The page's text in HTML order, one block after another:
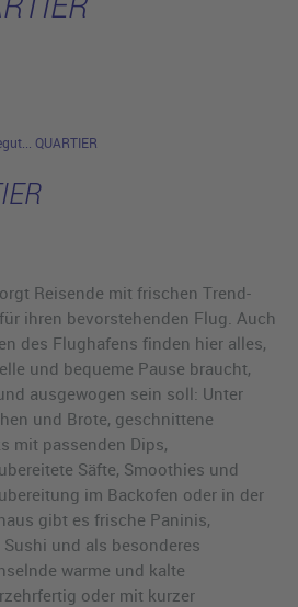
QUARTIER
Reisende mit frischen Trend-
ihren bevorstehenden Flug. Auch
des Flughafens finden hier alles,
und bequeme Pause braucht,
ausgewogen sein soll: Unter
und Brote, geschnittene
mit passenden Dips,
Säfte, Smoothies und
im Backofen oder in der
gibt es frische Paninis,
und als besonderes
warme und kalte
oder mit kurzer